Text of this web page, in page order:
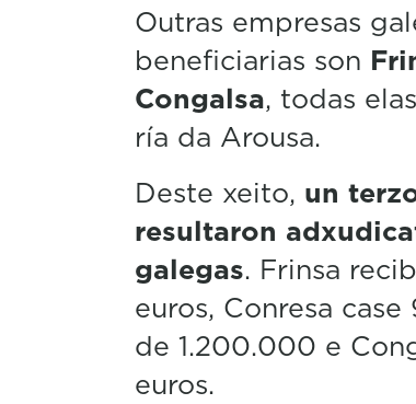
Outras empresas
beneficiarias son
Congalsa, todas
ría da Arousa.
Deste xeito, un
resultaron
galegas. Frinsa
euros, Conresa
de 1.200.000 e
euros.